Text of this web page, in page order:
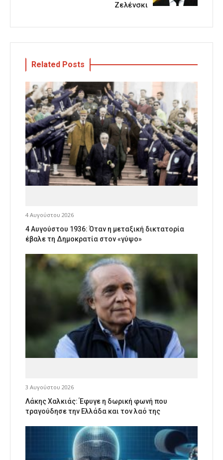
Ζελένσκι
Related Posts
4 Αυγούστου 2026
4 Αυγούστου 1936: Όταν η μεταξική δικτατορία
έβαλε τη Δημοκρατία στον «γύψο»
3 Αυγούστου 2026
Λάκης Χαλκιάς: Έφυγε η δωρική φωνή που
τραγούδησε την Ελλάδα και τον λαό της